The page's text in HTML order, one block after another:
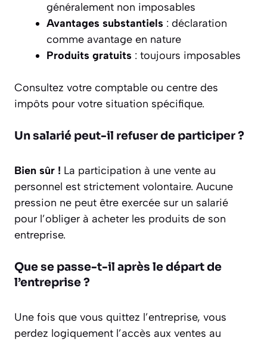
généralement non imposables
Avantages substantiels : déclaration
comme avantage en nature
Produits gratuits : toujours imposables
Consultez votre comptable ou centre des
impôts pour votre situation spécifique.
Un salarié peut-il refuser de participer ?
Bien sûr ! La participation à une vente au
personnel est strictement volontaire. Aucune
pression ne peut être exercée sur un salarié
pour l’obliger à acheter les produits de son
entreprise.
Que se passe-t-il après le départ de
l’entreprise ?
Une fois que vous quittez l’entreprise, vous
perdez logiquement l’accès aux ventes au